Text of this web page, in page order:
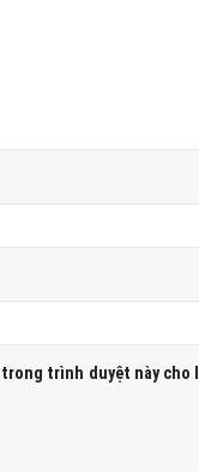
trình duyệt này